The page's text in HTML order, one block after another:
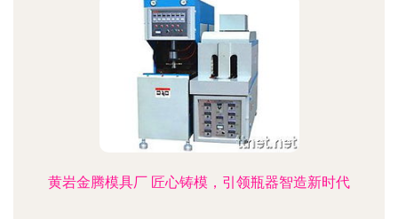
黄岩金腾模具厂 匠心铸模，引领瓶器智造新时代